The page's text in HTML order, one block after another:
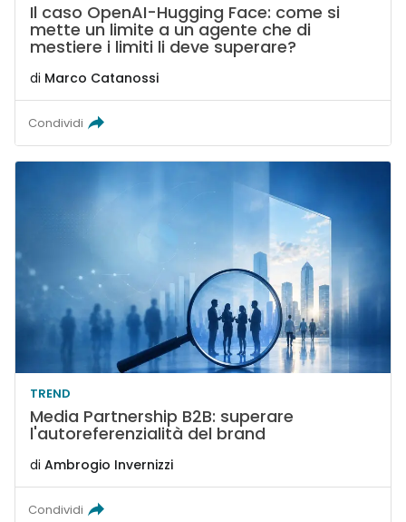
Il caso OpenAI-Hugging Face: come si
mette un limite a un agente che di
mestiere i limiti li deve superare?
di Marco Catanossi
Condividi
TREND
Media Partnership B2B: superare
l'autoreferenzialità del brand
di Ambrogio Invernizzi
Condividi